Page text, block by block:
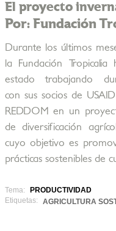
El proyecto
Por: Fundación
Durante los últimos
la Fundación Tropicalia
estado trabajando
con sus socios de
REDDOM en un
de diversificación
cuyo objetivo es
prácticas sostenibles de
Tema:
PRODUCTIVIDAD
Etiquetas:
AGRICULTURA